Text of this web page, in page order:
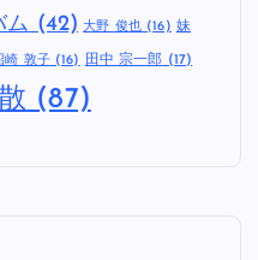
ム (42) 大野 俊也(16) 妹
崎 敦子(16) 田中 宗一郎 (17)
(87)